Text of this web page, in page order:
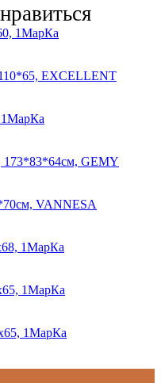
1МарКа
EXCELLENT
1МарКа
173*83*64см, GEMY
VANNESA
1МарКа
1МарКа
1МарКа